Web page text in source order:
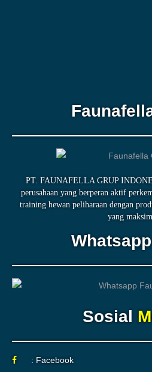
PT. FAUNAFELLA GRUP
perusahaan yang berperan aktif
training hewan peliharaan dengan
yang
Whatsapp
Sosial
: Facebook